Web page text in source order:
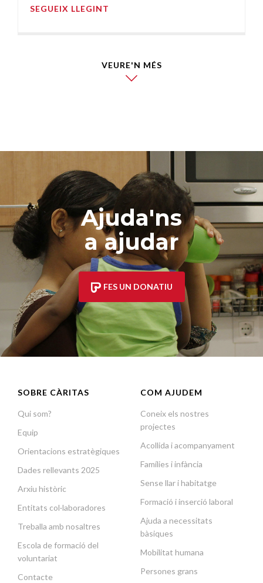
SEGUEIX LLEGINT
VEURE'N MÉS
Ajuda'ns
a ajudar
FES UN DONATIU
SOBRE CÀRITAS
Qui som?
Equip
Orientacions estratègiques
Dades rellevants 2025
Arxiu històric
Entitats col·laboradores
Treballa amb nosaltres
Escola de formació del
voluntariat
Contacte
COM AJUDEM
Coneix els nostres
projectes
Acollida i acompanyament
Famílies i infància
Sense llar i habitatge
Formació i inserció laboral
Ajuda a necessitats
bàsiques
Mobilitat humana
Persones grans